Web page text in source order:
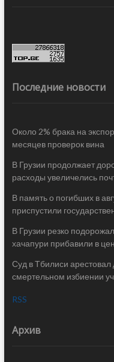
Последние новости
Около 2% брака на
месяцев проверок вина
В Грузии продолжает
расходы увеличелись
В память о погибших в
приспустили
В Грузии резко
хачапури прибавили в
Суд в Тбилиси
смертельном избиении
RSS
Архив